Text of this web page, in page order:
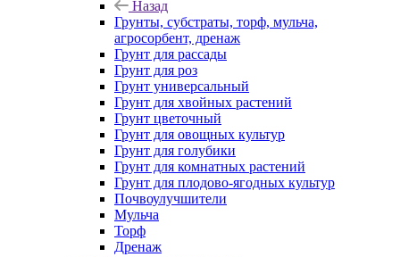
Назад
Грунты, субстраты, торф, мульча,
агросорбент, дренаж
Грунт для рассады
Грунт для роз
Грунт универсальный
Грунт для хвойных растений
Грунт цветочный
Грунт для овощных культур
Грунт для голубики
Грунт для комнатных растений
Грунт для плодово-ягодных культур
Почвоулучшители
Мульча
Торф
Дренаж